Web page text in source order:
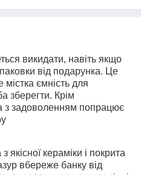
викидати, навіть якщо
від подарунка. Це
ємність для
зберегти. Крім
з задоволенням попрацює
якісної кераміки і покрита
вбереже банку від